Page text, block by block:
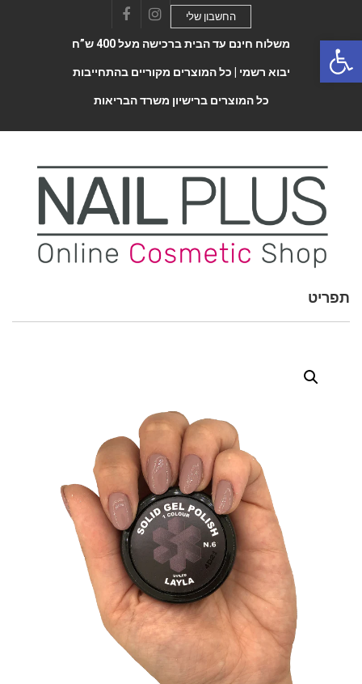
FacebookInstagram
החשבון שלי
משלוח חינם עד הבית ברכישה מעל 400 ש”ח
יבוא רשמי | כל המוצרים מקוריים בהתחייבות
כל המוצרים ברישיון משרד הבריאות
Toggle
תפריט